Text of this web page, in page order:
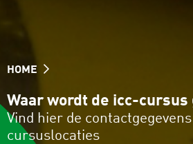
HOME
Waar wordt de icc-cursus
Vind hier de
cursuslocaties